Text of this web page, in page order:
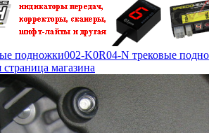
подножки002-K0R04-N трековые
магазина